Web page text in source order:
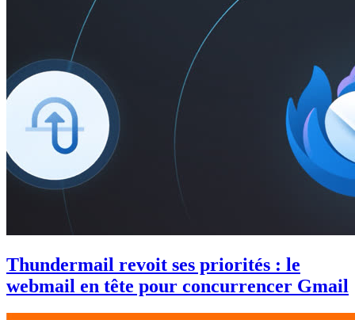
Thundermail revoit ses priorités : le
webmail en tête pour concurrencer Gmail